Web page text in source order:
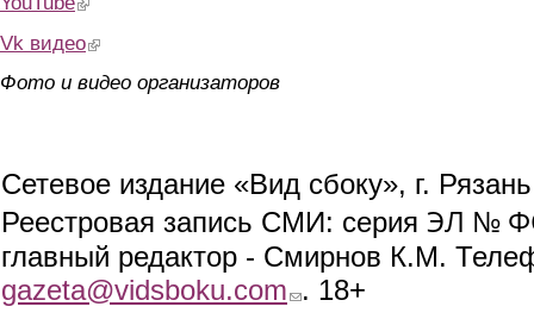
Vk видео(link is external)
Фото и видео организаторов
Сетевое издание «Вид сбоку», г.
Реестровая запись СМИ: серия ЭЛ №
главный редактор - Смирнов К.М.
gazeta@vidsboku.com (link sends e-mail)
. 18+